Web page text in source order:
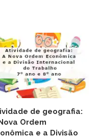
de geografia:
Ordem
e a Divisão